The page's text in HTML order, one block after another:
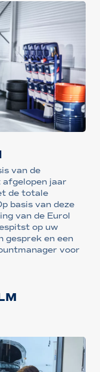
van de
afgelopen jaar
de totale
basis van deze
van de Eurol
op uw
gesprek en een
voor